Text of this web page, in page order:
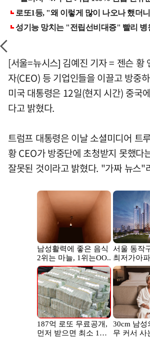
[서울=뉴시스] 김예진 기자 = 젠슨 황
자(CEO) 등 기업인들을 이끌고 방중
미국 대통령은 12일(현지 시간) 중국
다고 밝혔다.
트럼프 대통령은 이날 소셜미디어 트
황 CEO가 방중단에 초청받지 못했다
잘못된 것이라고 밝혔다. "가짜 뉴스"